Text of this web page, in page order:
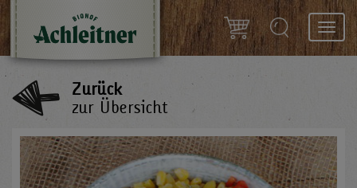
Zurück
zur Übersicht